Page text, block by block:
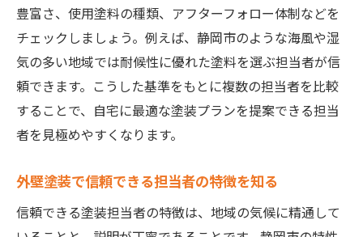
外壁塗装の相談時に注目すべき対応の違い
助成金や保証制度を説明できる担当者か判
断
塗装業者のスタッフ体制やサポート力を重
視
担当者
静岡市外壁塗装の求人動向も見極めの材料
豊富さ、使用塗料の種類、アフターフォロー体制などを
チェックしましょう。例えば、静岡市のような海風や湿
気の多い地域では耐候性に優れた塗料を選ぶ担当者が信
頼できます。こうした基準をもとに複数の担当者を比較
することで、自宅に最適な塗装プランを提案できる担当
者を見極めやすくなります。
外壁塗装で信頼できる担当者の特徴を知る
信頼できる塗装担当者の特徴は、地域の気候に精通して